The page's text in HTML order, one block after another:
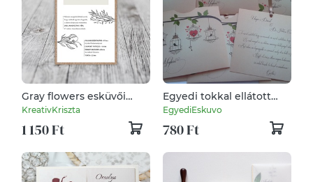
Gray flowers esküvői
meghívó - kartonra
KreativKriszta
1 150 Ft
Egyedi tokkal ellátott
kihúzós esküvői meghívó
EgyediEskuvo
780 Ft